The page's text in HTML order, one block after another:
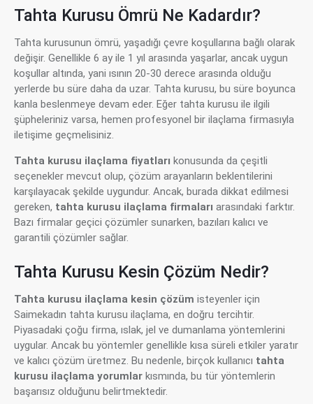
Tahta Kurusu Ömrü Ne Kadardır?
Tahta kurusunun ömrü, yaşadığı çevre koşullarına bağlı olarak
değişir. Genellikle 6 ay ile 1 yıl arasında yaşarlar, ancak uygun
koşullar altında, yani ısının 20-30 derece arasında olduğu
yerlerde bu süre daha da uzar. Tahta kurusu, bu süre boyunca
kanla beslenmeye devam eder. Eğer tahta kurusu ile ilgili
şüpheleriniz varsa, hemen profesyonel bir ilaçlama firmasıyla
iletişime geçmelisiniz.
Tahta kurusu ilaçlama fiyatları konusunda da çeşitli
seçenekler mevcut olup, çözüm arayanların beklentilerini
karşılayacak şekilde uygundur. Ancak, burada dikkat edilmesi
gereken, tahta kurusu ilaçlama firmaları arasındaki farktır.
Bazı firmalar geçici çözümler sunarken, bazıları kalıcı ve
garantili çözümler sağlar.
Tahta Kurusu Kesin Çözüm Nedir?
Tahta kurusu ilaçlama kesin çözüm isteyenler için
Saimekadın tahta kurusu ilaçlama, en doğru tercihtir.
Piyasadaki çoğu firma, ıslak, jel ve dumanlama yöntemlerini
uygular. Ancak bu yöntemler genellikle kısa süreli etkiler yaratır
ve kalıcı çözüm üretmez. Bu nedenle, birçok kullanıcı tahta
kurusu ilaçlama yorumlar kısmında, bu tür yöntemlerin
başarısız olduğunu belirtmektedir.